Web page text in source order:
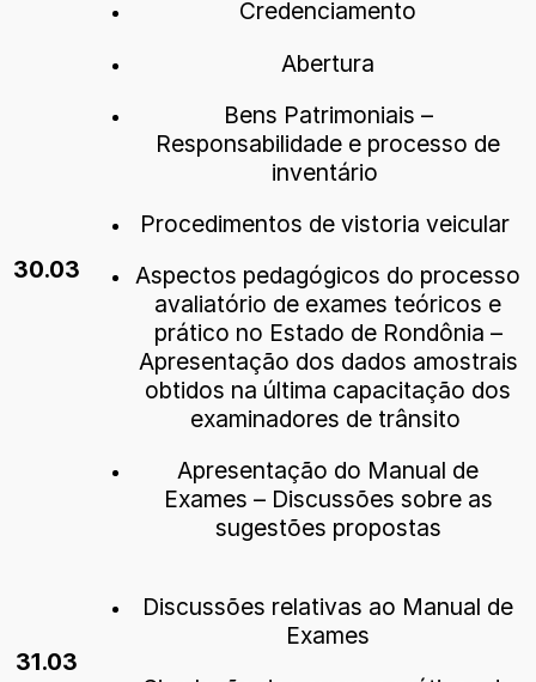
30.03
Credenciamento
Abertura
Bens Patrimoniais –
Responsabilidade e processo de
inventário
Procedimentos de vistoria veicular
Aspectos pedagógicos do processo
avaliatório de exames teóricos e
prático no Estado de Rondônia –
Apresentação dos dados amostrais
obtidos na última capacitação dos
examinadores de trânsito
Apresentação do Manual de
Exames – Discussões sobre as
sugestões propostas
31.03
Discussões relativas ao Manual de
Exames